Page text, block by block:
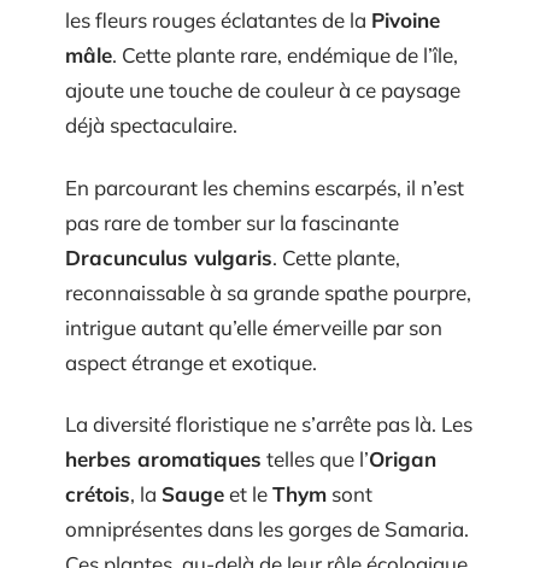
les fleurs rouges éclatantes de la Pivoine
mâle. Cette plante rare, endémique de l’île,
ajoute une touche de couleur à ce paysage
déjà spectaculaire.
En parcourant les chemins escarpés, il n’est
pas rare de tomber sur la fascinante
Dracunculus vulgaris. Cette plante,
reconnaissable à sa grande spathe pourpre,
intrigue autant qu’elle émerveille par son
aspect étrange et exotique.
La diversité floristique ne s’arrête pas là. Les
herbes aromatiques telles que l’Origan
crétois, la Saugeet leThym sont
omniprésentes dans les gorges de Samaria.